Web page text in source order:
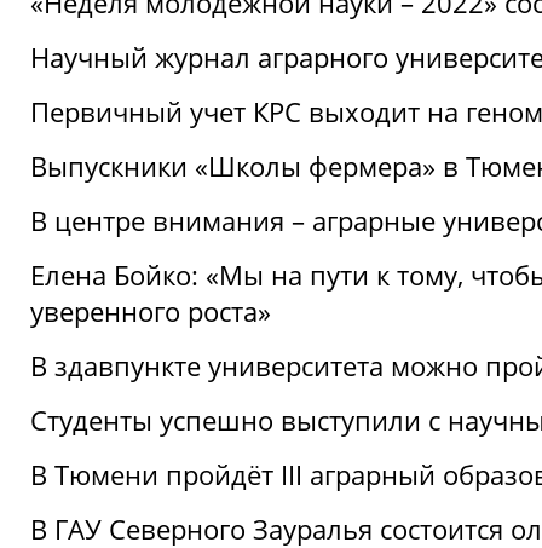
Научный журнал аграрного
Первичный учет КРС выходит на
Выпускники «Школы фермера» в
В центре внимания – аграрные
Елена Бойко: «Мы на пути к тому,
уверенного роста»
В здавпункте университета можно
Студенты успешно выступили с
В Тюмени пройдёт III аграрный
В ГАУ Северного Зауралья состоится